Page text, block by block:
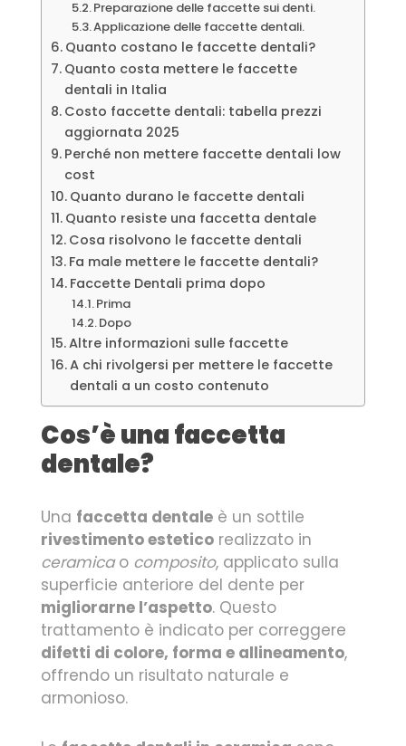
Preparazione delle faccette sui denti.
Applicazione delle faccette dentali.
Quanto costano le faccette dentali?
Quanto costa mettere le faccette
dentali in Italia
Costo faccette dentali: tabella prezzi
aggiornata 2025
Perché non mettere faccette dentali low
cost
Quanto durano le faccette dentali
Quanto resiste una faccetta dentale
Cosa risolvono le faccette dentali
Fa male mettere le faccette dentali?
Faccette Dentali prima dopo
Prima
Dopo
Altre informazioni sulle faccette
A chi rivolgersi per mettere le faccette
dentali a un costo contenuto
Cos’è una faccetta
dentale?
Una faccetta dentale è un sottile
rivestimento estetico realizzato in
ceramicao composito, applicato sulla
superficie anteriore del dente per
migliorarne l’aspetto. Questo
trattamento è indicato per correggere
difetti di colore, forma e allineamento,
offrendo un risultato naturale e
armonioso.